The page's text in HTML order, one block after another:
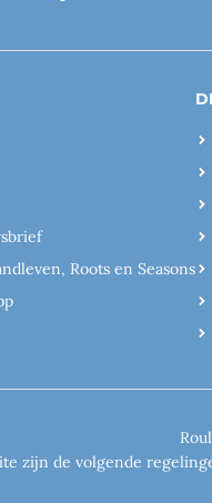
Roots en Seasons
zijn de volgende